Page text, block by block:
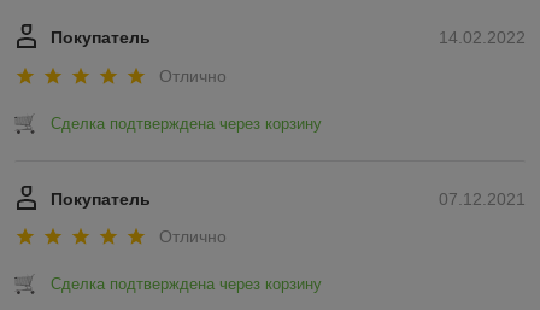
14.02.2022
Покупатель
Отлично
Сделка подтверждена через корзину
07.12.2021
Покупатель
Отлично
Сделка подтверждена через корзину